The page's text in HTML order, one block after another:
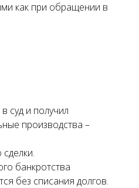
как при обращении в
суд и получил
производства –
банкротства
без списания долгов.